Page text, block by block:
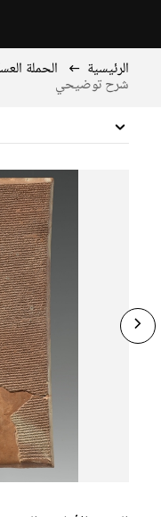
الرئيسية الحملة
شرح توضيحي
شرح توضيحي
ماذا يخبرنا اللوح؟
الجانب الجغرافيّ
ملك من ملوك الحروب
مملكة أورارتو من